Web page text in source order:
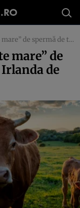
de taur, furate în Irlanda de Nord
mare” de
de